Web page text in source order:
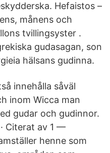
Hefaistos –
månens och
tvillingsyster .
gudasagan, son
hälsans gudinna.
innehålla såväl
inom Wicca man
gudar och gudinnor.
Citerat av 1 —
henne som